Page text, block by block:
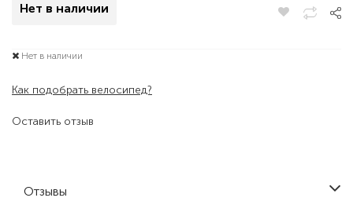
Оставить отзыв
Нет в наличии
Нет в наличии
Как подобрать велосипед?
Отзывы